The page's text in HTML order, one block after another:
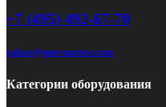
+7 (495) 492-67-70
zakaz@pnevmotex.com
Категории оборудования